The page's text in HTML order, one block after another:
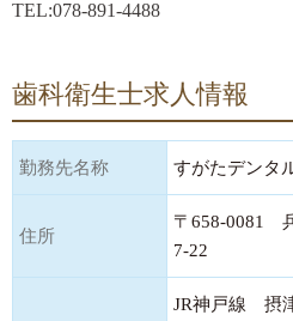
TEL:078-891-4488
歯科衛生士求人情報
勤務先名称 すがたデンタ
住所
〒658-0081
7-22
JR神戸線 摂